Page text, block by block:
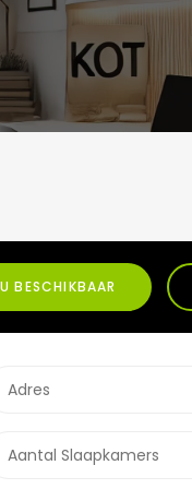
BESCHIKBAAR